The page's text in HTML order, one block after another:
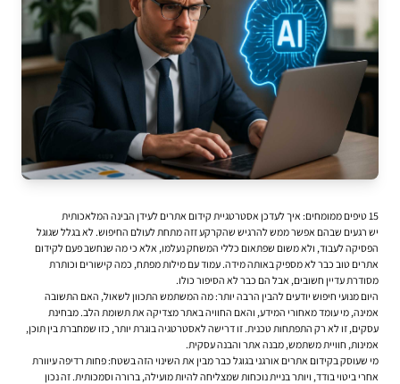
15 טיפים ממומחים: איך לעדכן אסטרטגיית קידום אתרים לעידן הבינה המלאכותית
יש רגעים שבהם אפשר ממש להרגיש שהקרקע זזה מתחת לעולם החיפוש. לא בגלל שגוגל
הפסיקה לעבוד, ולא משום שפתאום כללי המשחק נעלמו, אלא כי מה שנחשב פעם לקידום
אתרים טוב כבר לא מספיק באותה מידה. עמוד עם מילות מפתח, כמה קישורים וכותרת
מסודרת עדיין חשובים, אבל הם כבר לא הסיפור כולו.
היום מנועי חיפוש יודעים להבין הרבה יותר: מה המשתמש התכוון לשאול, האם התשובה
אמינה, מי עומד מאחורי המידע, והאם החוויה באתר מצדיקה את תשומת הלב. מבחינת
עסקים, זו לא רק התפתחות טכנית. זו דרישה לאסטרטגיה בוגרת יותר, כזו שמחברת בין תוכן,
אמינות, חוויית משתמש, מבנה אתר והבנה עסקית.
מי שעוסק בקידום אתרים אורגני בגוגל כבר מבין את השינוי הזה בשטח: פחות רדיפה עיוורת
אחרי ביטוי בודד, ויותר בניית נוכחות שמצליחה להיות מועילה, ברורה וסמכותית. זה נכון